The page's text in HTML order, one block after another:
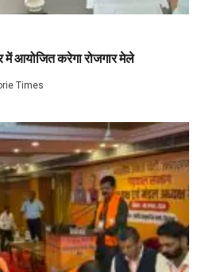
में आयोजित करेगा रोजगार मेले
Times